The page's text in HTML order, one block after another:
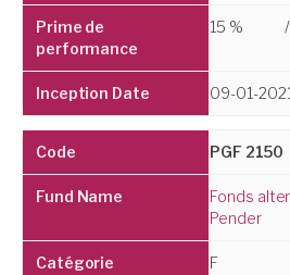
15 % /
09-01-2021
PGF 2150
Fonds
Pender
F